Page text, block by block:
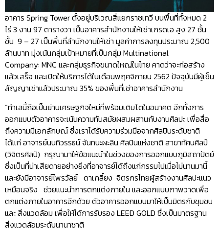
อาคาร Spring Tower ตั้งอยู่บริเวณสี่แยกราชเทวี บนพื้นที่ทั้งหมด 2
ไร่ 3 งาน 97 ตารางวา เป็นอาคารสำนักงานให้เช่าเกรดเอ สูง 27 ชั้น
ชั้น 9 – 27 เป็นพื้นที่สำนักงานให้เช่า มูลค่าการลงทุนประมาณ 2,500
ล้านบาท มุ่งเน้นกลุ่มเป้าหมายที่เป็นกลุ่ม Multinational
Company: MNC และกลุ่มธุรกิจขนาดใหญ่ในไทย คาดว่าจะก่อสร้าง
แล้วเสร็จ และเปิดให้บริการได้ในเดือนพฤศจิกายน 2562 ปัจจุบันมีผู้เซ็น
สัญญาเช่าแล้วประมาณ 35% ของพื้นที่เช่าอาคารสำนักงาน
“ทำเลนี้ถือเป็นย่านเศรษฐกิจใหม่ที่พร้อมเติบโตในอนาคต อีกทั้งการ
ออกแบบตัวอาคารจะเน้นความทันสมัยผสมผสานกับงานศิลปะ เพื่อสื่อ
ถึงความมีเอกลักษณ์ ซึ่งเราได้รับความร่วมมือจากศิลปินระดับชาติ
ได้แก่ อาจารย์นนทิวรรธน์ จันทนะผะลิน ศิลปินแห่งชาติ สาขาทัศนศิลป์
(วิจิตรศิลป์) กรุณามาให้ข้อแนะนำในช่วงของการออกแบบภูมิสถาปัตย์
ซึ่งเป็นที่น่าเสียดายอย่างยิ่งที่อาจารย์ได้ถึงแก่กรรมไปเมื่อไม่นานมานี้
และยังมีอาจารย์ไพรวัลย์ ดาเกลี้ยง จิตรกรไทยผู้สร้างงานศิลปะแนว
เหมือนจริง ช่วยแนะนำการตกแต่งภายใน และออกแบบภาพวาดเพื่อ
ตกแต่งภายในอาคารอีกด้วย ตัวอาคารออกแบบมาให้เป็นมิตรกับชุมชน
และ สิ่งแวดล้อม เพื่อให้ได้การรับรอง LEED GOLD ซึ่งเป็นมาตรฐาน
สิ่งแวดล้อมระดับนานาชาติ